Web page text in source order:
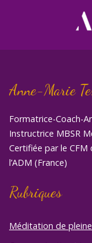
Anne-Marie
Formatrice-Coach-
Instructrice MBSR
Certifiée par le CFM
l’ADM (France)
Rubriques
Méditation de